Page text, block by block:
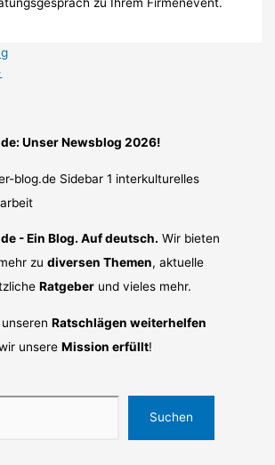
Unser Newsblog 2026!
- Ein Blog. Auf deutsch. Wir bieten
zudiversen Themen, aktuelle
Ratgeber und vieles mehr.
unserenRatschlägen weiterhelfen
unsereMission erfüllt!
Suchen